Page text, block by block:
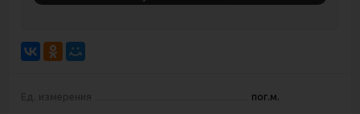
Ед. измерения пог.м.